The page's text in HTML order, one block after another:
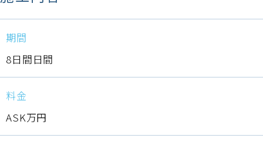
期間
8日間日間
料金
ASK万円